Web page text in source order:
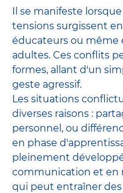
Il se manifeste
tensions surgissent
éducateurs ou même
adultes. Ces conflits
formes, allant d'un
geste agressif.
Les situations
diverses raisons :
personnel, ou
en phase
pleinement
communication et en
qui peut entraîner